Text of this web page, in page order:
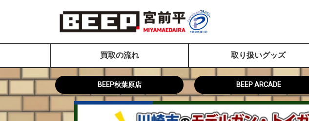
買取の流れ 取り扱いグッズ
BEEP秋葉原店 BEEP ARCADE